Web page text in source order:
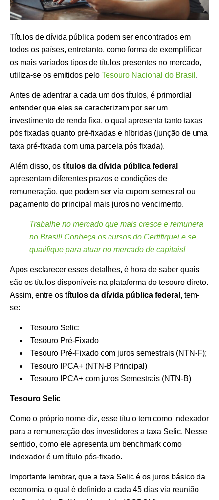
Títulos de dívida pública podem ser encontrados em
todos os países, entretanto, como forma de exemplificar
os mais variados tipos de títulos presentes no mercado,
utiliza-se os emitidos pelo Tesouro Nacional do Brasil .
Antes de adentrar a cada um dos títulos, é primordial
entender que eles se caracterizam por ser um
investimento de renda fixa, o qual apresenta tanto taxas
pós fixadas quanto pré-fixadas e híbridas (junção de uma
taxa pré-fixada com uma parcela pós fixada).
Além disso, os títulos da dívida pública federal
apresentam diferentes prazos e condições de
remuneração, que podem ser via cupom semestral ou
pagamento do principal mais juros no vencimento.
Trabalhe no mercado que mais cresce e remunera
no Brasil! Conheça os cursos do Certifiquei e se
qualifique para atuar no mercado de capitais!
Após esclarecer esses detalhes, é hora de saber quais
são os títulos disponíveis na plataforma do tesouro direto.
Assim, entre os títulos da dívida pública federal, tem-
se:
Tesouro Selic;
Tesouro Pré-Fixado
Tesouro Pré-Fixado com juros semestrais (NTN-F);
Tesouro IPCA+ (NTN-B Principal)
Tesouro IPCA+ com juros Semestrais (NTN-B)
Tesouro Selic
Como o próprio nome diz, esse título tem como indexador
para a remuneração dos investidores a taxa Selic. Nesse
sentido, como ele apresenta um benchmark como
indexador é um título pós-fixado.
Importante lembrar, que a taxa Selic é os juros básico da
economia, o qual é definido a cada 45 dias via reunião